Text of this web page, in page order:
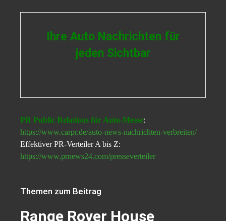
Ihre Auto Nachrichten für
jeden Sichtbar
PR Public Relations für Auto-Messe:
https://www.carpr.de/auto-news-nachrichten-verbreiten/
Effektiver PR-Verteiler A bis Z:
https://www.prnews24.com/presseverteiler
Themen zum Beitrag
Range Rover House